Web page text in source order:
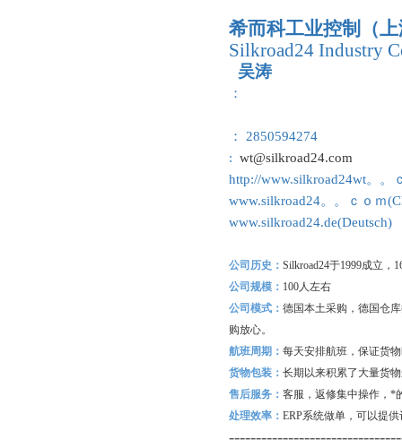
希而科工业控制（
Silkroad24 Industry
吴涛
：
： 2850594274
: wt@silkroad24.com
http://www.silkroad24wt。。
www.silkroad24。。ｃｏｍ
www.silkroad24.de(Deutsch)
公司历史： Silkroad24于1999成立，
公司规模： 100人左右
公司模式： 德国本土采购，德国仓
购放心。
航班周期： 每天安排航班，保证货
货物包装： 长期以来积累了大量货
售后服务： 客服，返修集中操作，*
处理效率： ERP系统做单，可以提